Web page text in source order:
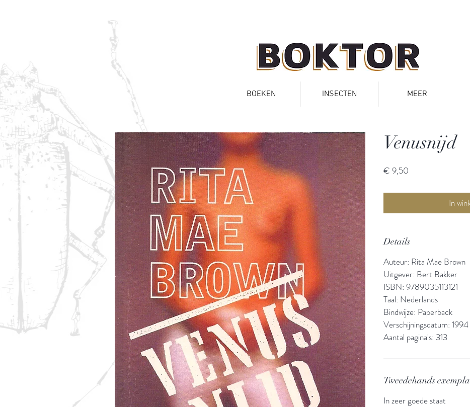
BOEKEN INSECTEN MEER
Venusnijd
€ 9,50
In
Details
Auteur: Rita Mae Brown
Uitgever: Bert Bakker
ISBN: 9789035113121
Taal: Nederlands
Bindwijze: Paperback
Verschijningsdatum: 1994
Aantal pagina's: 313
Tweedehands
In zeer goede staat